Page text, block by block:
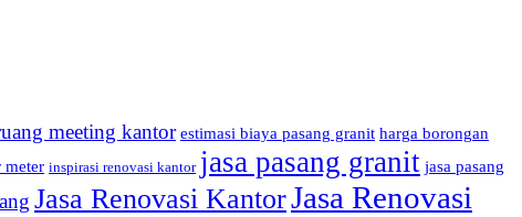
meeting kantor estimasi biaya pasang granit harga borongan
meter inspirasi renovasi kantor jasa pasang granit jasa pasang
Jasa Renovasi KantorJasa Renovasi